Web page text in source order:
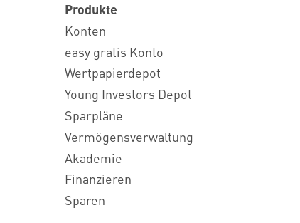
Produkte
Konten
easy gratis Konto
Wertpapierdepot
Young Investors Depot
Sparpläne
Vermögensverwaltung
Akademie
Finanzieren
Sparen